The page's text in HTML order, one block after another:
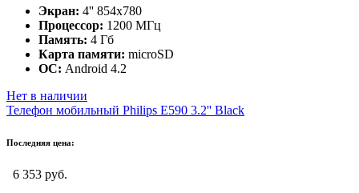
Экран: 4'' 854x780
Процессор: 1200 МГц
Память: 4 Гб
Карта памяти: microSD
ОС: Android 4.2
Нет в наличии
Телефон мобильный Philips E590 3.2'' Black
Последняя цена:
6 353 руб.